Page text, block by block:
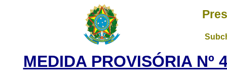
MEDIDA PROVISÓRIA Nº